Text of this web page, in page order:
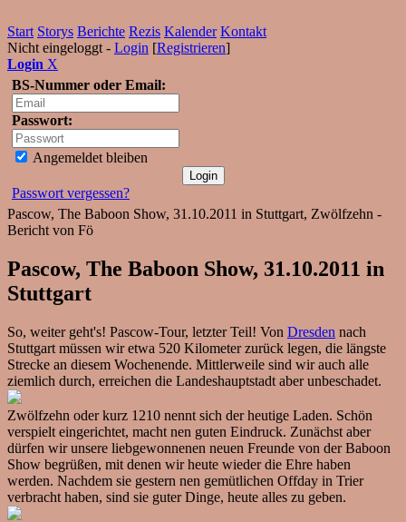
Start Storys Berichte Rezis Kalender Kontakt
Nicht eingeloggt - Login [Registrieren]
Login X
BS-Nummer oder Email:
Passwort:
Angemeldet bleiben
Passwort vergessen?
Pascow, The Baboon Show, 31.10.2011 in Stuttgart, Zwölfzehn -
Bericht von Fö
Pascow, The Baboon Show, 31.10.2011 in
Stuttgart
So, weiter geht's! Pascow-Tour, letzter Teil! Von Dresden nach
Stuttgart müssen wir etwa 520 Kilometer zurück legen, die längste
Strecke an diesem Wochenende. Mittlerweile sind wir auch alle
ziemlich durch, erreichen die Landeshauptstadt aber unbeschadet.
Zwölfzehn oder kurz 1210 nennt sich der heutige Laden. Schön
verspielt eingerichtet, macht nen guten Eindruck. Zunächst aber
dürfen wir unsere liebgewonnenen neuen Freunde von der Baboon
Show begrüßen, mit denen wir heute wieder die Ehre haben
werden. Nachdem sie gestern nen gemütlichen Offday in Trier
verbracht haben, sind sie guter Dinge, heute alles zu geben.